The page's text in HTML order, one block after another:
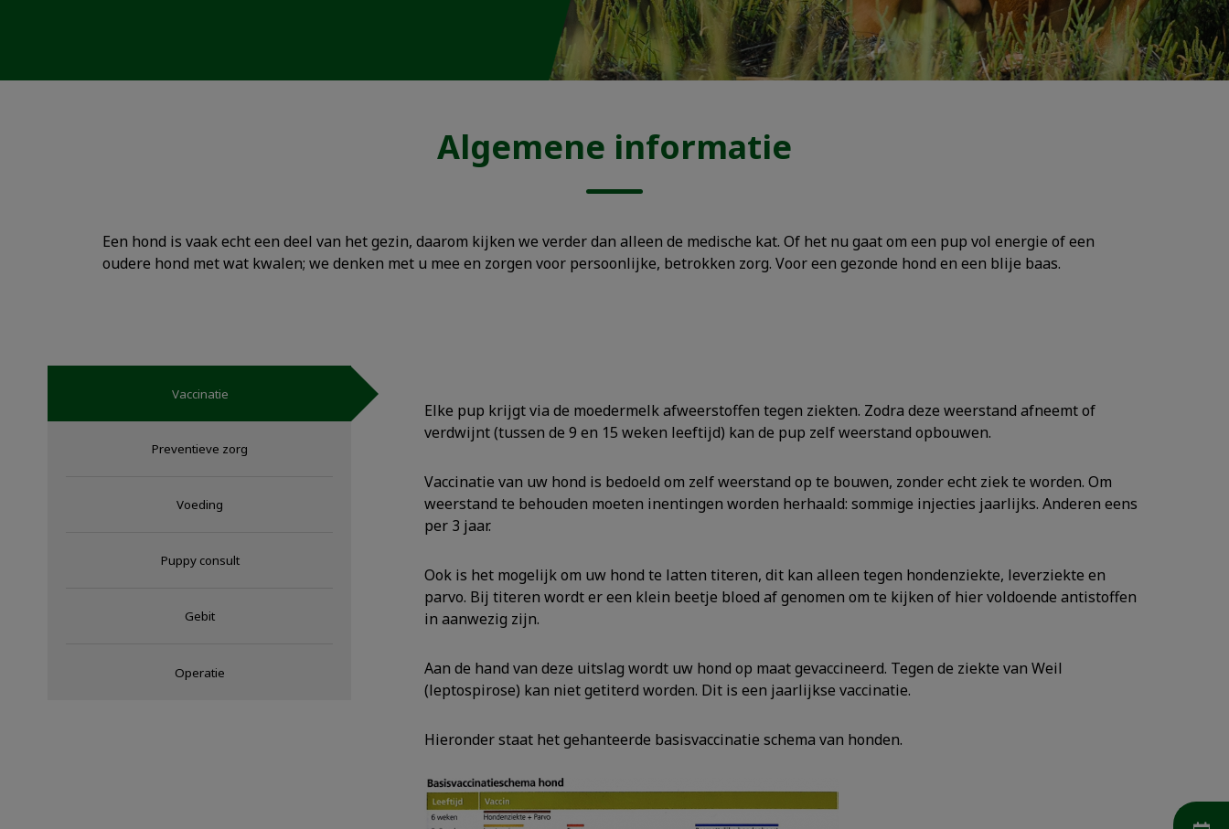
Algemene informatie
Een hond is vaak echt een deel van het gezin, daarom kijken we verder dan alleen de medische kat. Of het nu gaat om een pup vol energie of een
oudere hond met wat kwalen; we denken met u mee en zorgen voor persoonlijke, betrokken zorg. Voor een gezonde hond en een blije baas.
Vaccinatie
Preventieve zorg
Voeding
Puppy consult
Gebit
Operatie
Elke pup krijgt via de moedermelk afweerstoffen tegen ziekten. Zodra deze weerstand afneemt of
verdwijnt (tussen de 9 en 15 weken leeftijd) kan de pup zelf weerstand opbouwen.
Vaccinatie van uw hond is bedoeld om zelf weerstand op te bouwen, zonder echt ziek te worden. Om
weerstand te behouden moeten inentingen worden herhaald: sommige injecties jaarlijks. Anderen eens
per 3 jaar.
Ook is het mogelijk om uw hond te latten titeren, dit kan alleen tegen hondenziekte, leverziekte en
parvo. Bij titeren wordt er een klein beetje bloed af genomen om te kijken of hier voldoende antistoffen
in aanwezig zijn.
Aan de hand van deze uitslag wordt uw hond op maat gevaccineerd. Tegen de ziekte van Weil
(leptospirose) kan niet getiterd worden. Dit is een jaarlijkse vaccinatie.
Hieronder staat het gehanteerde basisvaccinatie schema van honden.